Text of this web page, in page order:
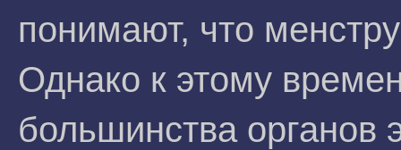
понимают, что
Однако к этому
большинства органов